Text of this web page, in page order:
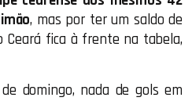
, mas por ter um saldo de
Ceará fica à frente na tabela,
domingo, nada de gols em